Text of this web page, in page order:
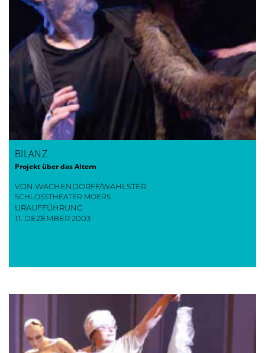
BILANZ
Projekt über das Altern
VON WACHENDORFF/WAHLSTER
SCHLOSSTHEATER MOERS
URAUFFÜHRUNG
11. DEZEMBER 2003